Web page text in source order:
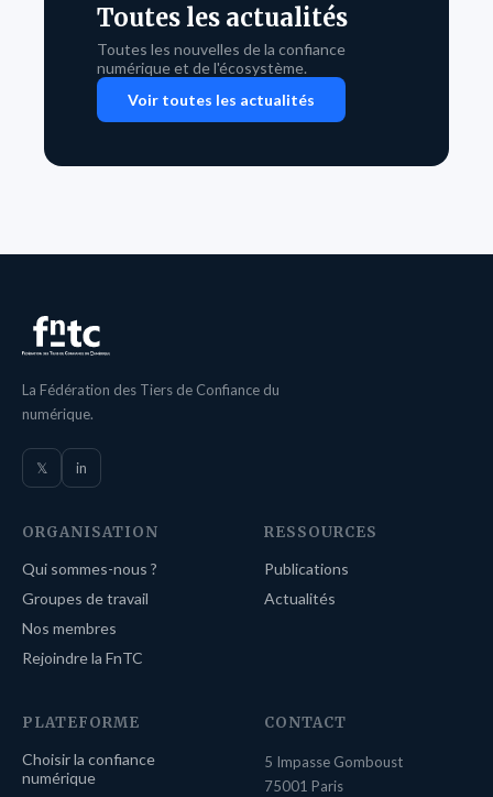
Toutes les actualités
Toutes les nouvelles de la confiance
numérique et de l'écosystème.
Voir toutes les actualités
La Fédération des Tiers de Confiance du
numérique.
𝕏 in
ORGANISATION
Qui sommes-nous ?
Groupes de travail
Nos membres
Rejoindre la FnTC
RESSOURCES
Publications
Actualités
PLATEFORME
Choisir la confiance
numérique
CONTACT
5 Impasse Gomboust
75001 Paris